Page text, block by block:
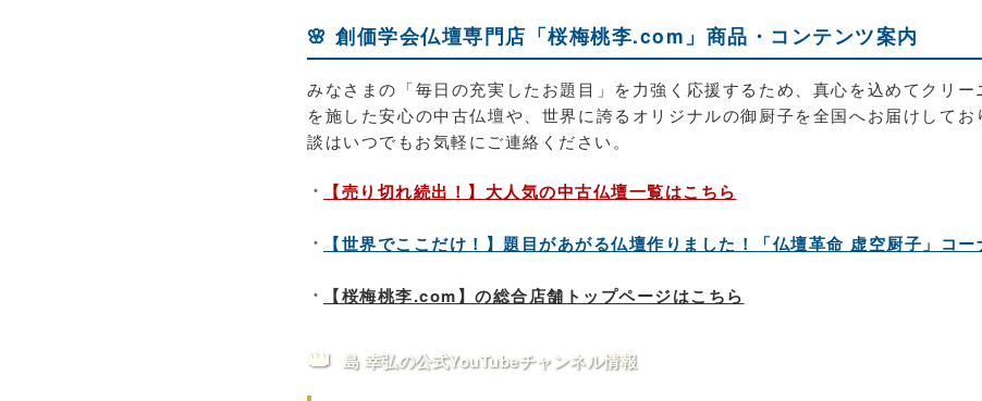
🌸 創価学会仏壇専門店「桜梅桃李.com」商品・コンテンツ案内
みなさまの「毎日の充実したお題目」を力強く応援するため、真心を込めてクリー
を施した安心の中古仏壇や、世界に誇るオリジナルの御厨子を全国へお届けして
談はいつでもお気軽にご連絡ください。
【売り切れ続出！】大人気の中古仏壇一覧はこちら
【世界でここだけ！】題目があがる仏壇作りました！「仏壇革命 虚空厨子」コー
【桜梅桃李.com】の総合店舗トップページはこちら
👑 島 幸弘の公式YouTubeチャンネル情報